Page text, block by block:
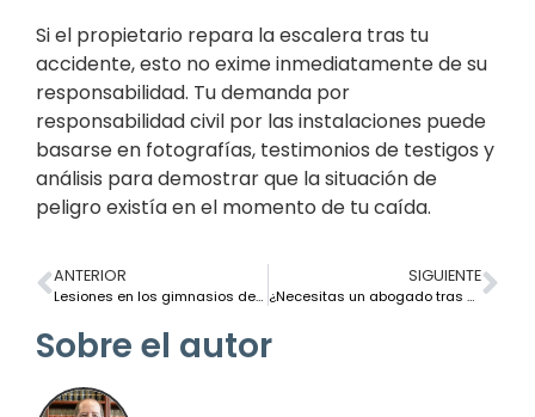
Si el propietario repara la escalera tras tu
accidente, esto no exime inmediatamente de su
responsabilidad. Tu demanda por
responsabilidad civil por las instalaciones puede
basarse en fotografías, testimonios de testigos y
análisis para demostrar que la situación de
peligro existía en el momento de tu caída.
ANTERIOR
Lesiones en los gimnasios de Nueva York: ¿se puede exigir responsabilidad a el centro?
SIGUIENTE
¿Necesitas un abogado tras una caída? Aquí te explicamos cuándo debes llamar a un abogado
Sobre el autor